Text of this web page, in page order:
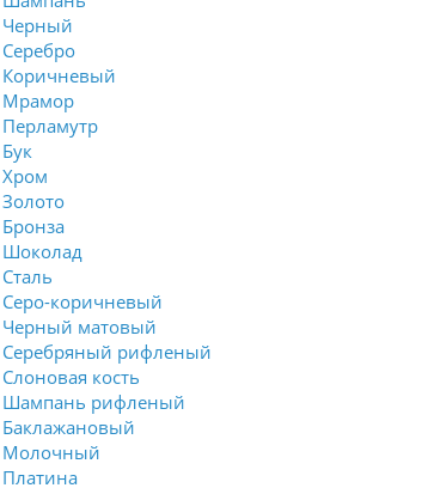
Черный
Серебро
Коричневый
Мрамор
Перламутр
Бук
Хром
Золото
Бронза
Шоколад
Сталь
Серо-коричневый
Черный матовый
Серебряный рифленый
Слоновая кость
Шампань рифленый
Баклажановый
Молочный
Платина